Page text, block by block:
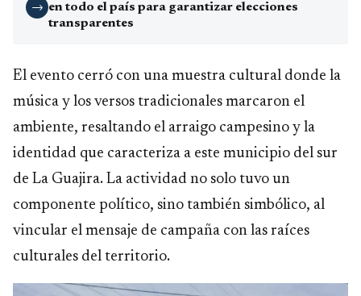
→ en todo el país para garantizar elecciones
transparentes
El evento cerró con una muestra cultural donde la
música y los versos tradicionales marcaron el
ambiente, resaltando el arraigo campesino y la
identidad que caracteriza a este municipio del sur
de La Guajira. La actividad no solo tuvo un
componente político, sino también simbólico, al
vincular el mensaje de campaña con las raíces
culturales del territorio.